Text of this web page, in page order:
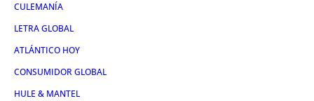
CULEMANÍA
LETRA GLOBAL
ATLÁNTICO HOY
CONSUMIDOR GLOBAL
HULE & MANTEL